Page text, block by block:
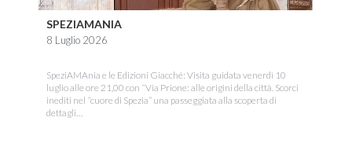
SPEZIAMANIA
8 Luglio 2026
SpeziAMAnia e le Edizioni Giacché: Visita guidata venerdì 10
luglio alle ore 21,00 con “Via Prione: alle origini della città. Scorci
inediti nel “cuore di Spezia” una passeggiata alla scoperta di
dettagli…